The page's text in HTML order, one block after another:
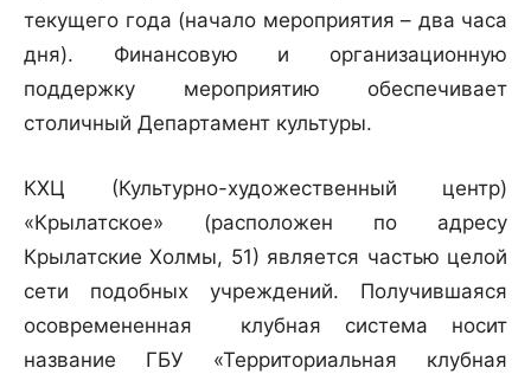
текущего года (начало мероприятия – два часа
дня). Финансовую и организационную
поддержку мероприятию обеспечивает
столичный Департамент культуры.
КХЦ (Культурно-художественный центр)
«Крылатское» (расположен по адресу
Крылатские Холмы, 51) является частью целой
сети подобных учреждений. Получившаяся
осовремененная клубная система носит
название ГБУ «Территориальная клубная